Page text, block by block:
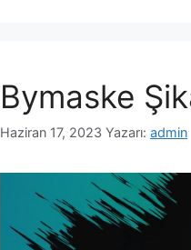
Bymaske
Haziran 17, 2023 Yazarı: admin